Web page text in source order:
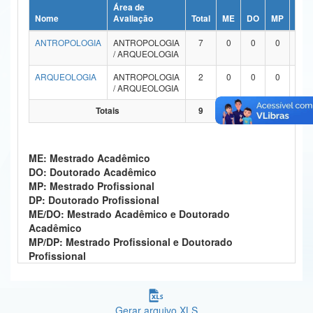
Ministério da Ciência, Tecnologia, Inovações e Comunicações
Ministério do Meio Ambiente
Ministério do Turismo
Ministério do Desenvolvimento Regional
Ministério da Mulher, da Família e dos Direitos Humanos
Secretaria-Geral
Secretaria de Governo
Gabinete de Segurança Institucional
Nome
Área de
Avaliação
Total ME DO MP
ANTROPOLOGIA
ANTROPOLOGIA
/ ARQUEOLOGIA
7 0 0 0
ARQUEOLOGIA
ANTROPOLOGIA
/ ARQUEOLOGIA
2 0 0 0
Totais 9 0 0 0 0
ME: Mestrado Acadêmico
DO: Doutorado Acadêmico
MP: Mestrado Profissional
DP: Doutorado Profissional
ME/DO: Mestrado Acadêmico e Doutorado
Acadêmico
MP/DP: Mestrado Profissional e Doutorado
Profissional
Gerar arquivo XLS